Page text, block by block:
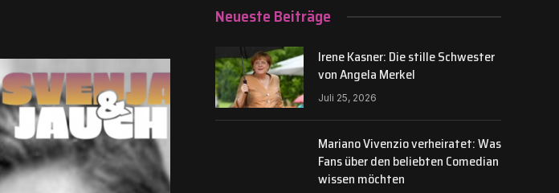
Neueste Beiträge
Irene Kasner: Die stille Schwester
von Angela Merkel
Juli 25, 2026
Mariano Vivenzio verheiratet: Was
Fans über den beliebten Comedian
wissen möchten